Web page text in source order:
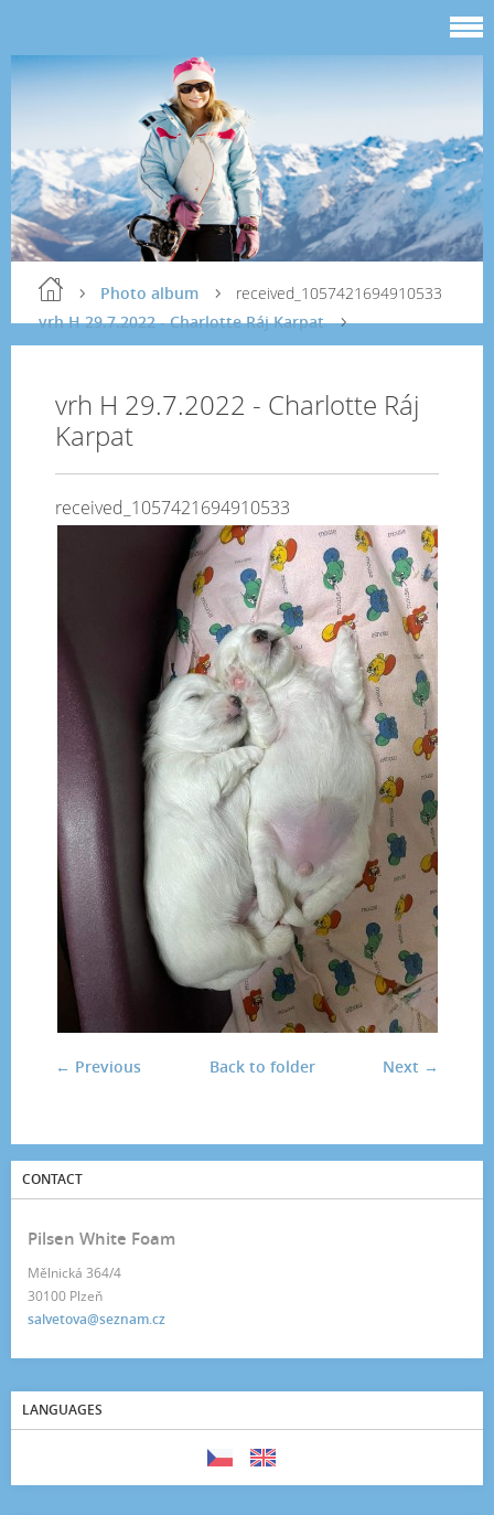
Photo album
vrh H 29.7.2022 - Charlotte Ráj Karpat
received_1057421694910533
vrh H 29.7.2022 - Charlotte Ráj
Karpat
received_1057421694910533
← Previous Next →
Back to folder
CONTACT
Pilsen White Foam
Mělnická 364/4
30100 Plzeň
salvetova@seznam.cz
LANGUAGES